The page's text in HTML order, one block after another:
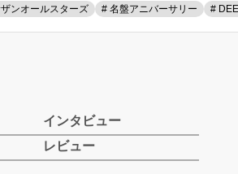
ンオールスターズ # 名盤アニバーサリー #
インタビュー
レビュー